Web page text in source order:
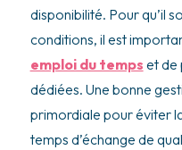
disponibilité. Pour qu’il
conditions, il est
emploi du temps et de
dédiées. Une bonne
primordiale pour éviter
temps d’échange de